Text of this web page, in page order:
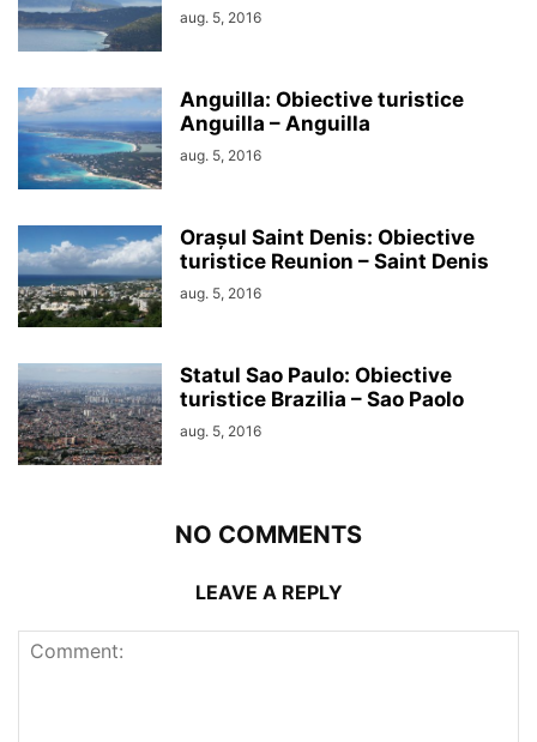
aug. 5, 2016
Anguilla: Obiective turistice
Anguilla – Anguilla
aug. 5, 2016
Orașul Saint Denis: Obiective
turistice Reunion – Saint Denis
aug. 5, 2016
Statul Sao Paulo: Obiective
turistice Brazilia – Sao Paolo
aug. 5, 2016
NO COMMENTS
LEAVE A REPLY